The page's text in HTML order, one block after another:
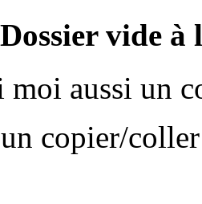
vide à
aussi un
copier/